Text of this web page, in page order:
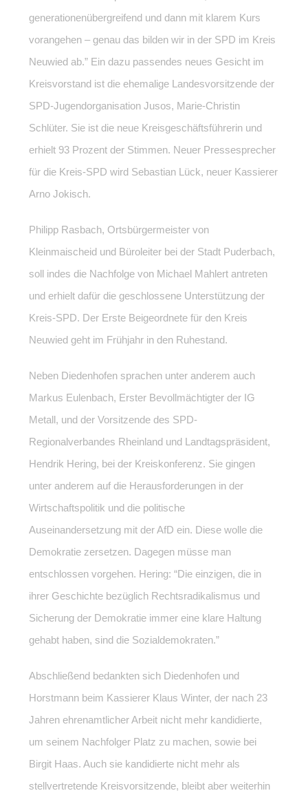
generationenübergreifend und dann mit klarem Kurs
vorangehen – genau das bilden wir in der SPD im Kreis
Neuwied ab.” Ein dazu passendes neues Gesicht im
Kreisvorstand ist die ehemalige Landesvorsitzende der
SPD-Jugendorganisation Jusos, Marie-Christin
Schlüter. Sie ist die neue Kreisgeschäftsführerin und
erhielt 93 Prozent der Stimmen. Neuer Pressesprecher
für die Kreis-SPD wird Sebastian Lück, neuer Kassierer
Arno Jokisch.
Philipp Rasbach, Ortsbürgermeister von
Kleinmaischeid und Büroleiter bei der Stadt Puderbach,
soll indes die Nachfolge von Michael Mahlert antreten
und erhielt dafür die geschlossene Unterstützung der
Kreis-SPD. Der Erste Beigeordnete für den Kreis
Neuwied geht im Frühjahr in den Ruhestand.
Neben Diedenhofen sprachen unter anderem auch
Markus Eulenbach, Erster Bevollmächtigter der IG
Metall, und der Vorsitzende des SPD-
Regionalverbandes Rheinland und Landtagspräsident,
Hendrik Hering, bei der Kreiskonferenz. Sie gingen
unter anderem auf die Herausforderungen in der
Wirtschaftspolitik und die politische
Auseinandersetzung mit der AfD ein. Diese wolle die
Demokratie zersetzen. Dagegen müsse man
entschlossen vorgehen. Hering: “Die einzigen, die in
ihrer Geschichte bezüglich Rechtsradikalismus und
Sicherung der Demokratie immer eine klare Haltung
gehabt haben, sind die Sozialdemokraten.”
Abschließend bedankten sich Diedenhofen und
Horstmann beim Kassierer Klaus Winter, der nach 23
Jahren ehrenamtlicher Arbeit nicht mehr kandidierte,
um seinem Nachfolger Platz zu machen, sowie bei
Birgit Haas. Auch sie kandidierte nicht mehr als
stellvertretende Kreisvorsitzende, bleibt aber weiterhin